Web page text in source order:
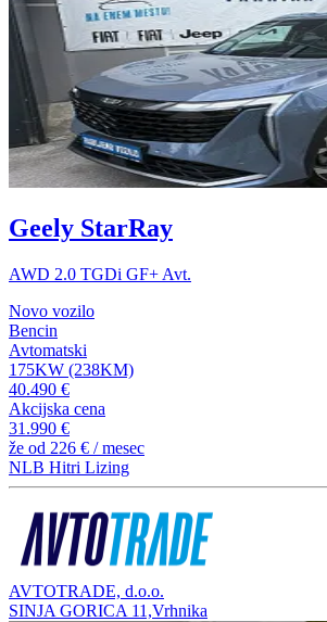
Geely StarRay
AWD 2.0 TGDi GF+ Avt.
Novo vozilo
Bencin
Avtomatski
175KW (238KM)
40.490 €
Akcijska cena
31.990 €
že od 226 € / mesec
NLB Hitri Lizing
AVTOTRADE, d.o.o.
SINJA GORICA 11,Vrhnika